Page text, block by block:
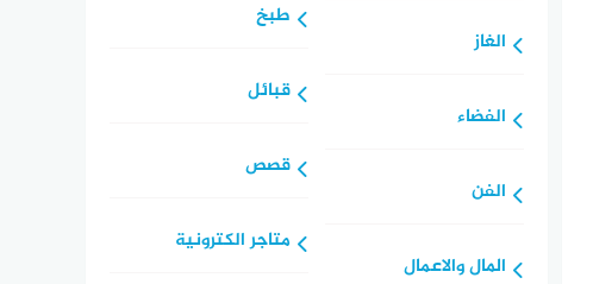
الغاز
الفضاء
الفن
المال والاعمال
طبخ
قبائل
قصص
متاجر الكترونية